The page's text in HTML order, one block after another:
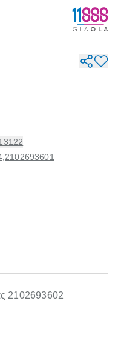
, 2102693601
2102693602